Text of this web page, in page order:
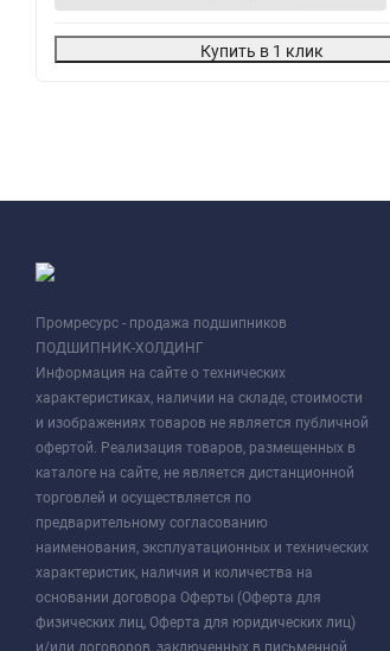
Купить в 1 клик
Промресурс - продажа подшипников
ПОДШИПНИК-ХОЛДИНГ
Информация на сайте о технических
характеристиках, наличии на складе, стоимости
и изображениях товаров не является публичной
офертой. Реализация товаров, размещенных в
каталоге на сайте, не является дистанционной
торговлей и осуществляется по
предварительному согласованию
наименования, эксплуатационных и технических
характеристик, наличия и количества на
основании договора Оферты (Оферта для
физических лиц, Оферта для юридических лиц)
и/или договоров, заключенных в письменной